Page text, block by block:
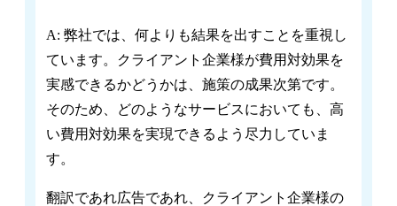
A: 弊社では、何よりも結果を出すことを重視し
ています。クライアント企業様が費用対効果を
実感できるかどうかは、施策の成果次第です。
そのため、どのようなサービスにおいても、高
い費用対効果を実現できるよう尽力していま
す。
翻訳であれ広告であれ、クライアント企業様の